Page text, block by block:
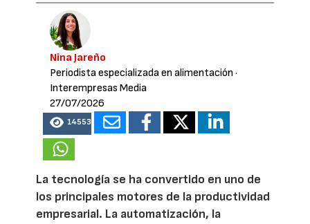
Nina Jareño
Periodista especializada en alimentación ·
Interempresas Media
27/07/2026
14553
La tecnología se ha convertido en uno de
los principales motores de la productividad
empresarial. La automatización, la